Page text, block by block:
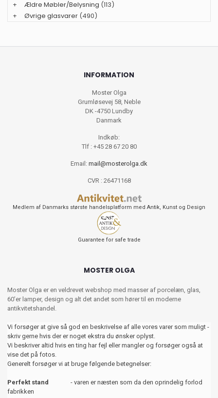
+
Ældre Møbler/Belysning (113)
+
Øvrige glasvarer (490)
INFORMATION
Moster Olga
Grumløsevej 58, Neble
DK -4750 Lundby
Danmark
Indkøb:
Tlf : +45 28 67 20 80
Email: mail@mosterolga.dk
CVR : 26471168
Medlem af Danmarks største handelsplatform med Antik, Kunst og Design
Guarantee for safe trade
MOSTER OLGA
Moster Olga er en veldrevet webshop med masser af porcelæn, glas,
60’er lamper, design og alt det andet som hører til en moderne
antikvitetshandel.
Vi forsøger at give så god en beskrivelse af alle vores varer som muligt -
skriv gerne hvis der er noget ekstra du ønsker oplyst.
Vi beskriver altid hvis en ting har fejl eller mangler og forsøger også at
vise det på fotos.
Generelt forsøger vi at bruge følgende betegnelser:
Perfekt stand - varen er næsten som da den oprindelig forlod
fabrikken